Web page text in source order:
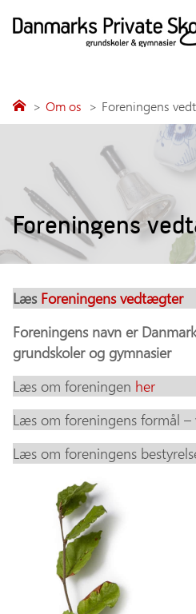
Om os Foreningens
Foreningens
Læs Foreningens vedtægter
Foreningens navn er
grundskoler og gymnasier
Læs om foreningen her
Læs om foreningens formål –
Læs om foreningens